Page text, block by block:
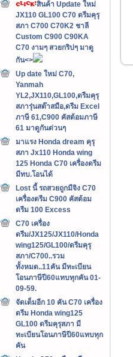
สินค้า Update ใหม่
JX110 GL100 C70 ดรีมคุรุ
สภา C700 C70K2 ชาลี
Custom C900 C90KA
C70 งามๆ สวยกริปๆ มาดู
กัน<>
Up date ใหม่ C70,
Yanmah
YL2,JX110,GL100,ดรีมคุรุ
สภารุ่นสต๊าสมือ,ดรีม Excel
ภาษี 61,C900 คัสต้อมภาษี
61 มาดูกันด่วนๆ
มาแรง Honda dream คุรุ
สภา Jx110 Honda wing
125 Honda C70 เครื่องดรีม
มีทบ.โอนได้
Lost นี้ รถสวยถูกมีจิง C70
เครื่องดรีม C900 คัสต้อม
ดรีม 100 Excess
C70 เครื่อง
ดรีม/JX125/JX110/Honda
wing125/GL100/ดรีมคุรุ
สภา/C700..รวม
ทั้งหมด..11คัน มีทะเบียน
โอนภาษีปี60แทบทุกคัน 01-
09-59.
จัดเต็มอีก 10 คัน C70 เครื่อง
ดรีม Honda wing125
GL100 ดรีมคุรุสภา มี
ทะเบียนโอนภาษีปี60แทบทุก
คัน